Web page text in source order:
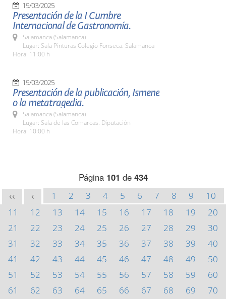
19/03/2025
Presentación de la I Cumbre
Internacional de Gastronomía.
Salamanca (Salamanca)
Lugar: Sala Pinturas Colegio Fonseca. Salamanca
Hora: 11:00 h
19/03/2025
Presentación de la publicación, Ismene
o la metatragedia.
Salamanca (Salamanca)
Lugar: Sala de las Comarcas. Diputación
Hora: 10:00 h
Página 101 de 434
<< < 1 2 3 4 5 6 7 8 9
10
11
12 13 14 15 16 17 18 19
20
21
22 23 24 25 26 27 28 29
30
31
32 33 34 35 36 37 38 39
40
41
42 43 44 45 46 47 48 49
50
51
52 53 54 55 56 57 58 59
60
61
62 63 64 65 66 67 68 69
70